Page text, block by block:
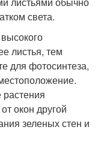
света.
листья, тем
для фотосинтеза,
окон другой
зеленых стен и